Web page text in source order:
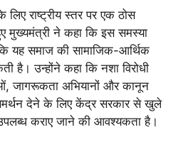
राष्ट्रीय स्तर पर एक ठोस
मुख्यमंत्री ने कहा कि इस समस्या
यह समाज की सामाजिक-आर्थिक
है। उन्होंने कहा कि नशा विरोधी
जागरूकता अभियानों और कानून
देने के लिए केंद्र सरकार से खुले
कराए जाने की आवश्यकता है।